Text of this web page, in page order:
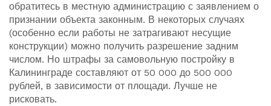
обратитесь в местную администрацию с заявлением о
признании объекта законным. В некоторых случаях
(особенно если работы не затрагивают несущие
конструкции) можно получить разрешение задним
числом. Но штрафы за самовольную постройку в
Калининграде составляют от 50 000 до 500 000
рублей, в зависимости от площади. Лучше не
рисковать.